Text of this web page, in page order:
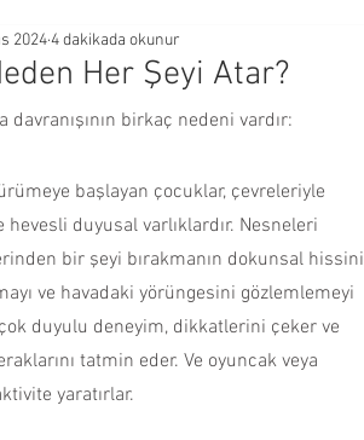
Çocuklarda Sosyal Gelişim
Çocuğuma Nasıl Davranmalıyım?
Her Şeyi Atar?
20244 dakikada okunur
davranışının birkaç nedeni vardır:
başlayan çocuklar, çevreleriyle
duyusal varlıklardır. Nesneleri
bir şeyi bırakmanın dokunsal
ve havadaki yörüngesini gözlemlemeyi
duyulu deneyim, dikkatlerini çeker ve
tatmin eder. Ve oyuncak veya
yaratırlar.